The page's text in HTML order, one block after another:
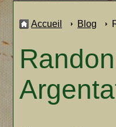
Accueil Blog